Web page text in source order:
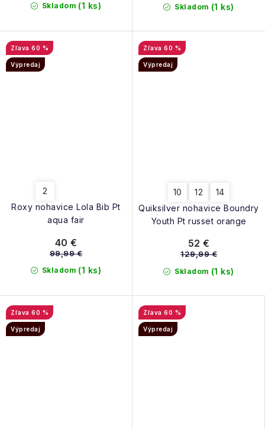
Skladom (1 ks) Skladom (1 ks)
Roxy nohavice Lola Bib Pt
aqua fair
60 %
Výpredaj
2
Skladom (1 ks)
40 €
99,99 €
Quiksilver nohavice Boundry
Youth Pt russet orange
60 %
Výpredaj
10 12 14
Skladom (1 ks)
52 €
129,99 €
60 %
Výpredaj
60 %
Výpredaj